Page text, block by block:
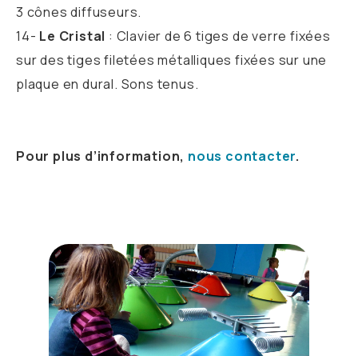
3 cônes diffuseurs.
14- Le Cristal : Clavier de 6 tiges de verre fixées
sur des tiges filetées métalliques fixées sur une
plaque en dural. Sons tenus.
Pour plus d’information, nous contacter.